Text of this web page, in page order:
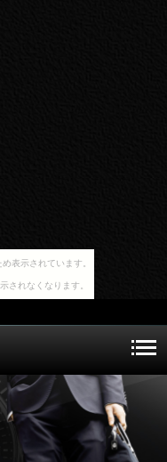
表示されています。
されなくなります。